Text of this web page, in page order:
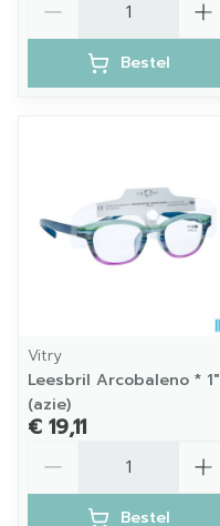
Bestel
Vitry
Leesbril Arcobaleno * 1"
(azie)
€ 19,11
Bestel